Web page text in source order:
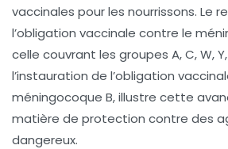
vaccinales pour les nourrissons. Le
l’obligation vaccinale contre le
celle couvrant les groupes A, C, W,
l’instauration de l’obligation
méningocoque B, illustre cette
matière de protection contre des
dangereux.